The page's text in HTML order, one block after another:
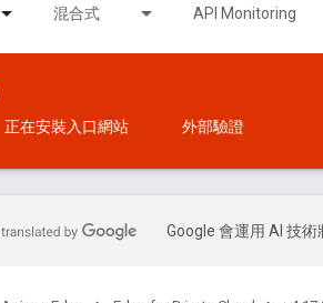
混合式 API Monitoring
正在安裝入口網站 外部驗證
Google 會運用 AI 技